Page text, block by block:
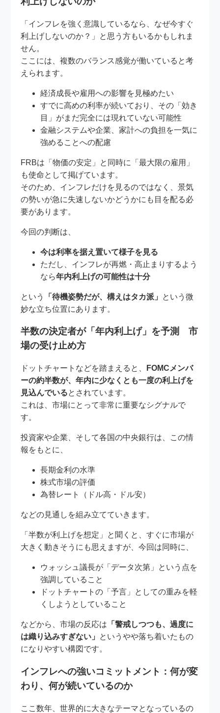
「インフレを強く意識しているなら、なぜ今すぐ
利上げしないのか？」と思う方もいるかもしれま
せん。
ここには、複数のバランス感覚が働いていると考
えられます。
経済成長や雇用への影響を見極めたい
すでに高めの利率が続いており、その「効き
目」がまだ完全には現れていない可能性
金融システムや企業、家計への負担を一気に
強めることへの配慮
FRBは「物価の安定」と同時に「最大限の雇用」
も使命として掲げています。
そのため、インフレだけを見るのではなく、景気
の勢いが急に失速しないかどうかにも目を配る必
要があります。
今回の判断は、
今は利率を据え置いて様子を見る
ただし、インフレが再燃・高止まりするよう
なら年内利上げの可能性は十分
という 「待機姿勢だが、構えはタカ派」 という微
妙な立ち位置にあります。
半数の決定者が「年内利上げ」を予測 市
場の受け止め方
ドットチャートなどを踏まえると、
FOMCメンバ
ーの約半数が、年内に少なくとも一度の利上げを
見込んでいるとされています。
これは、市場にとって非常に重要なシグナルで
す。
投資家や企業、そして各国の中央銀行は、この情
報をもとに、
長期金利の水準
株式市場の評価
為替レート（ドル高・ドル安）
などの見通しを組み立てていきます。
「半数が利上げを想定」と聞くと、すぐに市場が
大きく動きそうにも思えますが、今回は同時に、
ウォッシュ議長が「データ次第」という点を
強調していること
ドットチャートの「予言」としての重みを軽
くしようとしていること
などから、市場の反応は 「警戒しつつも、過度に
は織り込みすぎない」 というやや落ち着いたもの
になりやすい構図です。
インフレへの強いコミットメント：何が変
わり、何が続いているのか
ここ数年、世界的に大きなテーマとなっているの